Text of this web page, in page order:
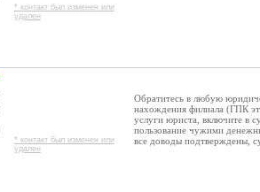
* контакт был изменен или
удален
* контакт был изменен или
удален
Обратитесь в любую
нахождения филиала (ГПК
услуги юриста, включите в
пользование чужими
все доводы подтверждены,